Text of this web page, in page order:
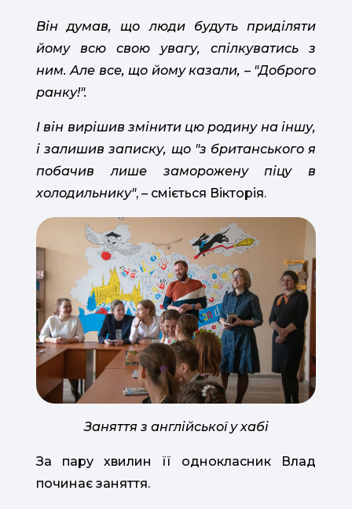
Він думав, що люди будуть приділяти
йому всю свою увагу, спілкуватись з
ним.Але все, що йому казали, – "Доброго
ранку!".
І він вирішив змінити цю родину на іншу,
і залишив записку, що "з британського я
побачив лише заморожену піцу в
холодильнику", – сміється Вікторія.
Заняття з англійської у хабі
За пару хвилин її однокласник Влад
починає заняття.